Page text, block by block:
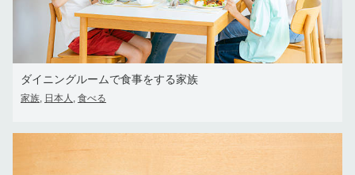
ダイニングルームで食事をする家族
家族, 日本人 , 食べる